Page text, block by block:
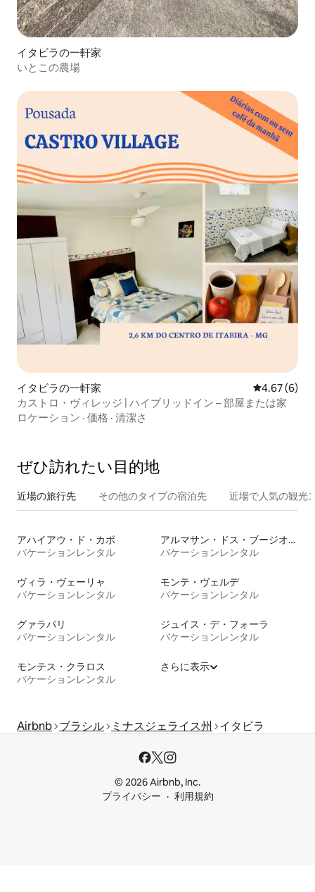
イタビラの一軒家
いとこの農場
イタビラの一軒家 レビュー6
4.67 (6)
カストロ・ヴィレッジ | ハイブリッドイン – 部屋または家
ロケーション · 価格 · 清潔さ
ぜひ訪⁠れ⁠た⁠い目⁠的⁠地
近場の旅行先 その他のタ⁠イ⁠プ⁠の宿⁠泊⁠先 近場で人気の観光
アハイアウ・ド・カボ
バケーションレンタル
アルマサン・ドス・ブージオス
バケーションレンタル
ヴィラ・ヴェーリャ
バケーションレンタル
モンテ・ヴェルデ
バケーションレンタル
グァラパリ
バケーションレンタル
ジュイス・デ・フォーラ
バケーションレンタル
モンテス・クラロス
バケーションレンタル
さらに表示
Airbnb ブラシル ミナスジェライス州 イタビラ
© 2026 Airbnb, Inc.
プライバシー
利用規約